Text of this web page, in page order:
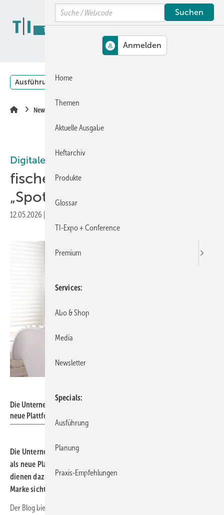
Hauptinhalt
Ausführung Planung
News
Digitale Kommunikation
fischer startet neuen Blog
„Spotlights“
12.05.2026
Die Unternehmensgruppe fischer startet den Blog „Spotlights“ als
neue Plattform.
Die Unternehmensgruppe fischer startet den Blog „Spotlights“
als neue Plattform für Fachleute und Interessierte. Die Inhalte
dienen dazu Wissen, Prozesse und die Menschen hinter der
Marke sichtbar zu machen.
Der Blog bietet eine Mischung aus Einblicken und relevantem Wissen.
Search
Home
Themen
Aktuelle Ausgabe
Heftarchiv
Produkte
Glossar
TI-Expo + Conference
Premium
Services
Abo & Shop
Media
Newsletter
Specials
Ausführung
Planung
Praxis-Empfehlungen